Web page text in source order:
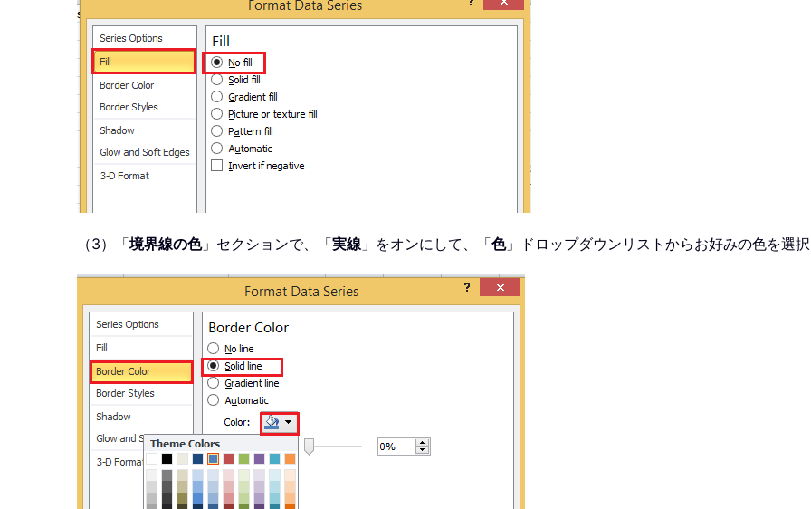
（3）「境界線の色」セクションで、「実線 」をオンにして、「色」ドロップダウンリストからお好みの色を選択